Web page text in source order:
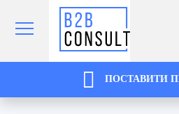
ПОСТАВИТИ